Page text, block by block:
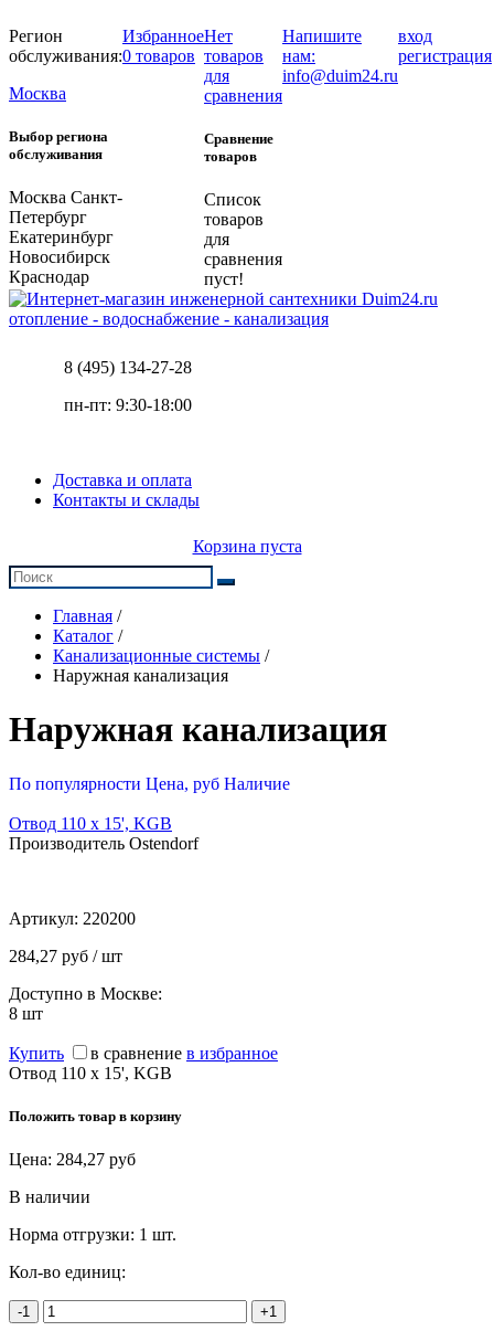
Регион
обслуживания:
Москва
Выбор региона
обслуживания
Москва Санкт-
Петербург
Екатеринбург
Новосибирск
Краснодар
Избранное
0 товаров
Нет
товаров
для
сравнения
Сравнение
товаров
Список
товаров
для
сравнения
пуст!
Напишите
нам:
info@duim24.ru
вход
регистрация
отопление - водоснабжение - канализация
8 (495) 134-27-28
пн-пт: 9:30-18:00
Доставка и оплата
Контакты и склады
Корзина пуста
Главная /
Каталог /
Канализационные системы /
Наружная канализация
Наружная канализация
По популярности Цена, руб Наличие
Отвод 110 х 15', KGB
Производитель Ostendorf
Артикул: 220200
284,27 руб / шт
Доступно в Москве:
8 шт
Купить в сравнение в избранное
Отвод 110 х 15', KGB
Положить товар в корзину
Цена: 284,27 руб
В наличии
Норма отгрузки: 1 шт.
Кол-во единиц:
-1 +1